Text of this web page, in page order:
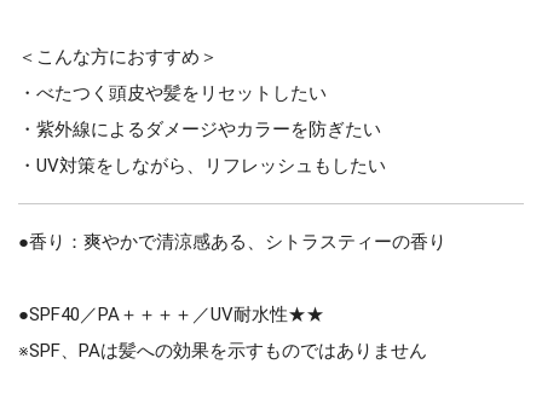
＜こんな方におすすめ＞
・べたつく頭皮や髪をリセットしたい
・紫外線によるダメージやカラーを防ぎたい
・UV対策をしながら、リフレッシュもしたい
●香り：爽やかで清涼感ある、シトラスティーの香り
●SPF40／PA＋＋＋＋／UV耐水性★★
※SPF、PAは髪への効果を示すものではありません